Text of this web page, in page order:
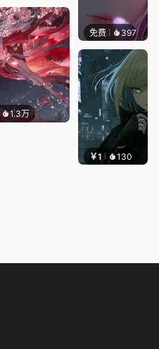
1.3万
免费 397辰东
￥1 130